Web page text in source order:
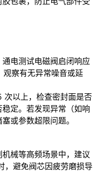
电测试电磁阀启闭响应
观察有无异常噪音或延
次以上，检查密封面是否
定。若发现异常（如响
或参数超限问题。
械等高频场景中，建议
，避免阀芯因疲劳磨损导